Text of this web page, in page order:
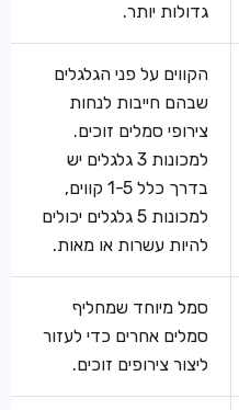
גדולות יותר.
הקווים על פני הגלגלים
שבהם חייבות לנחות
צירופי סמלים זוכים.
למכונות 3 גלגלים יש
בדרך כלל 1-5 קווים,
למכונות 5 גלגלים יכולים
להיות עשרות או מאות.
סמל מיוחד שמחליף
סמלים אחרים כדי לעזור
ליצור צירופים זוכים.